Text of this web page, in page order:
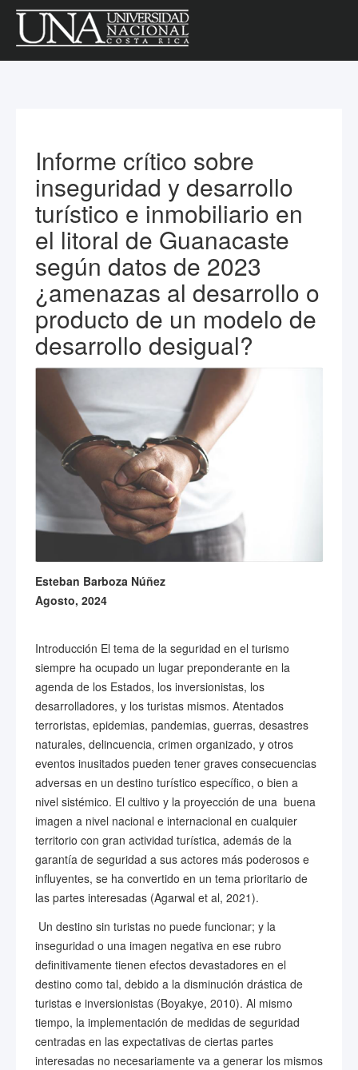
Informe crítico sobre
inseguridad y desarrollo
turístico e inmobiliario en
el litoral de Guanacaste
según datos de 2023
¿amenazas al desarrollo o
producto de un modelo de
desarrollo desigual?
Esteban Barboza Núñez
Agosto, 2024
Introducción El tema de la seguridad en el turismo
siempre ha ocupado un lugar preponderante en la
agenda de los Estados, los inversionistas, los
desarrolladores, y los turistas mismos. Atentados
terroristas, epidemias, pandemias, guerras, desastres
naturales, delincuencia, crimen organizado, y otros
eventos inusitados pueden tener graves consecuencias
adversas en un destino turístico específico, o bien a
nivel sistémico. El cultivo y la proyección de una buena
imagen a nivel nacional e internacional en cualquier
territorio con gran actividad turística, además de la
garantía de seguridad a sus actores más poderosos e
influyentes, se ha convertido en un tema prioritario de
las partes interesadas (Agarwal et al, 2021).
Un destino sin turistas no puede funcionar; y la
inseguridad o una imagen negativa en ese rubro
definitivamente tienen efectos devastadores en el
destino como tal, debido a la disminución drástica de
turistas e inversionistas (Boyakye, 2010). Al mismo
tiempo, la implementación de medidas de seguridad
centradas en las expectativas de ciertas partes
interesadas no necesariamente va a generar los mismos